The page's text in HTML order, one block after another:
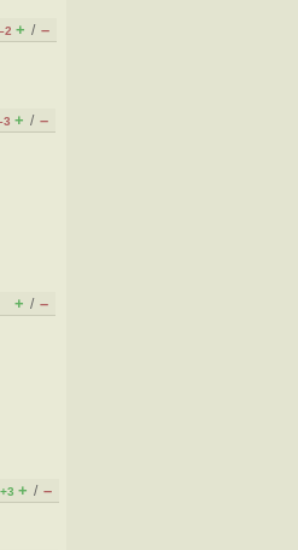
+ / –
+ / –
+ / –
+3 + / –